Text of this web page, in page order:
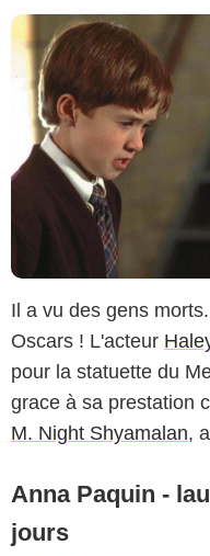
Il a vu des gens
Oscars ! L'acteur
pour la statuette du
grace à sa prestation
M. Night Shyamalan,
Anna Paquin -
jours